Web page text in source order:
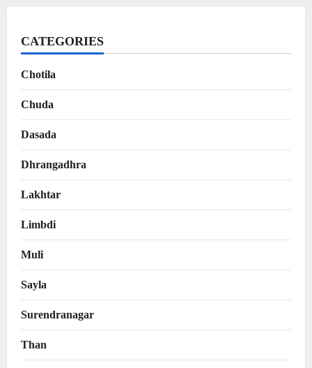
CATEGORIES
Chotila
Chuda
Dasada
Dhrangadhra
Lakhtar
Limbdi
Muli
Sayla
Surendranagar
Than